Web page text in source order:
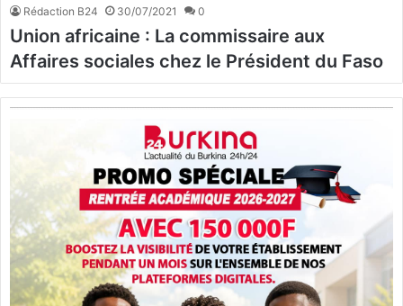
Rédaction B24 30/07/2021 0
Union africaine : La commissaire aux
Affaires sociales chez le Président du Faso